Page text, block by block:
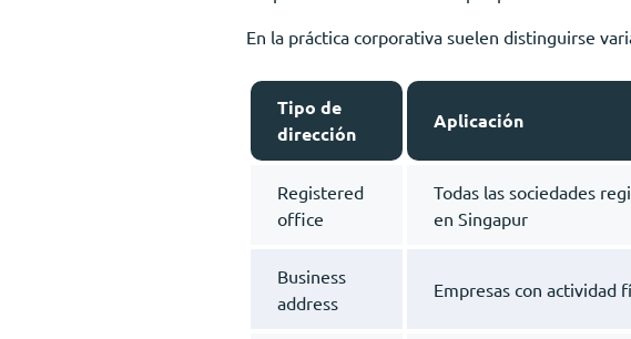
En la práctica corporativa suelen distinguirse
Tipo de
dirección
Aplicación
Registered
office
Todas las sociedades
en Singapur
Business
address
Empresas con actividad